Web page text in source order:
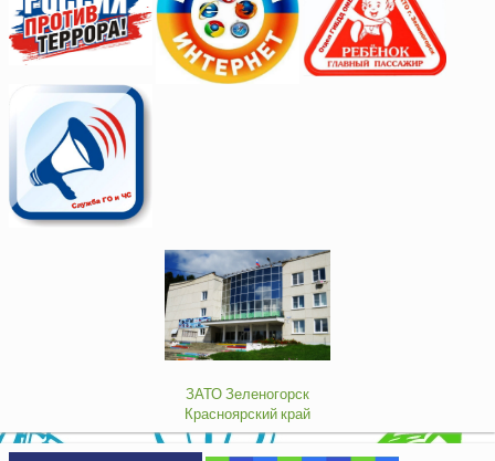
ЗАТО Зеленогорск
Красноярский край